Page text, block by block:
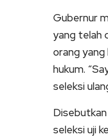
Gubernur
yang telah
orang yang
hukum.
seleksi
seleksi uji